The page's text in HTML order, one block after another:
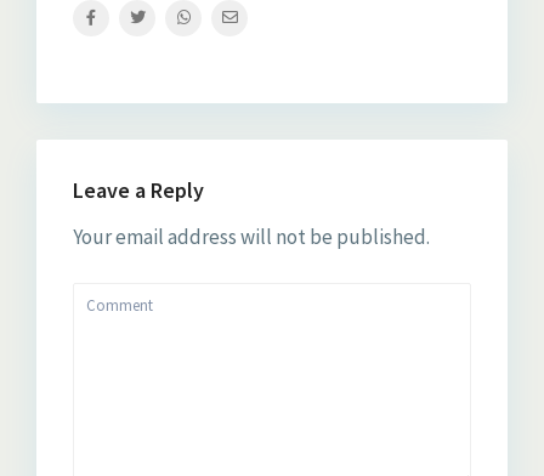
Leave a Reply
Your email address will not be published.